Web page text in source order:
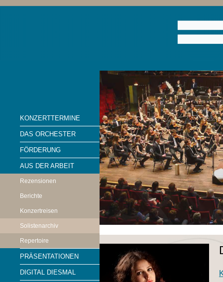
KONZERTTERMINE
DAS ORCHESTER
FÖRDERUNG
AUS DER ARBEIT
Rezensionen
Berichte
Konzertreisen
Solistenarchiv
Repertoire
PRÄSENTATIONEN
DIGITAL DIESMAL